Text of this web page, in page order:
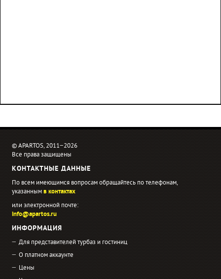
© APARTOS, 2011−2026
Все права защищены
КОНТАКТНЫЕ ДАННЫЕ
По всем имеющимся вопросам обращайтесь по телефонам,
указаннымв контактах
или электронной почте:
info@apartos.ru
ИНФОРМАЦИЯ
Для представителей турбаз и гостиниц
О платном аккаунте
Цены